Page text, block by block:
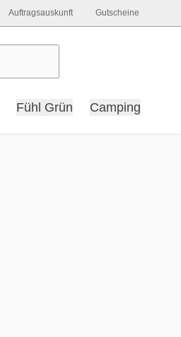
Fühl Grün Camping
Auftragsauskunft Gutscheine